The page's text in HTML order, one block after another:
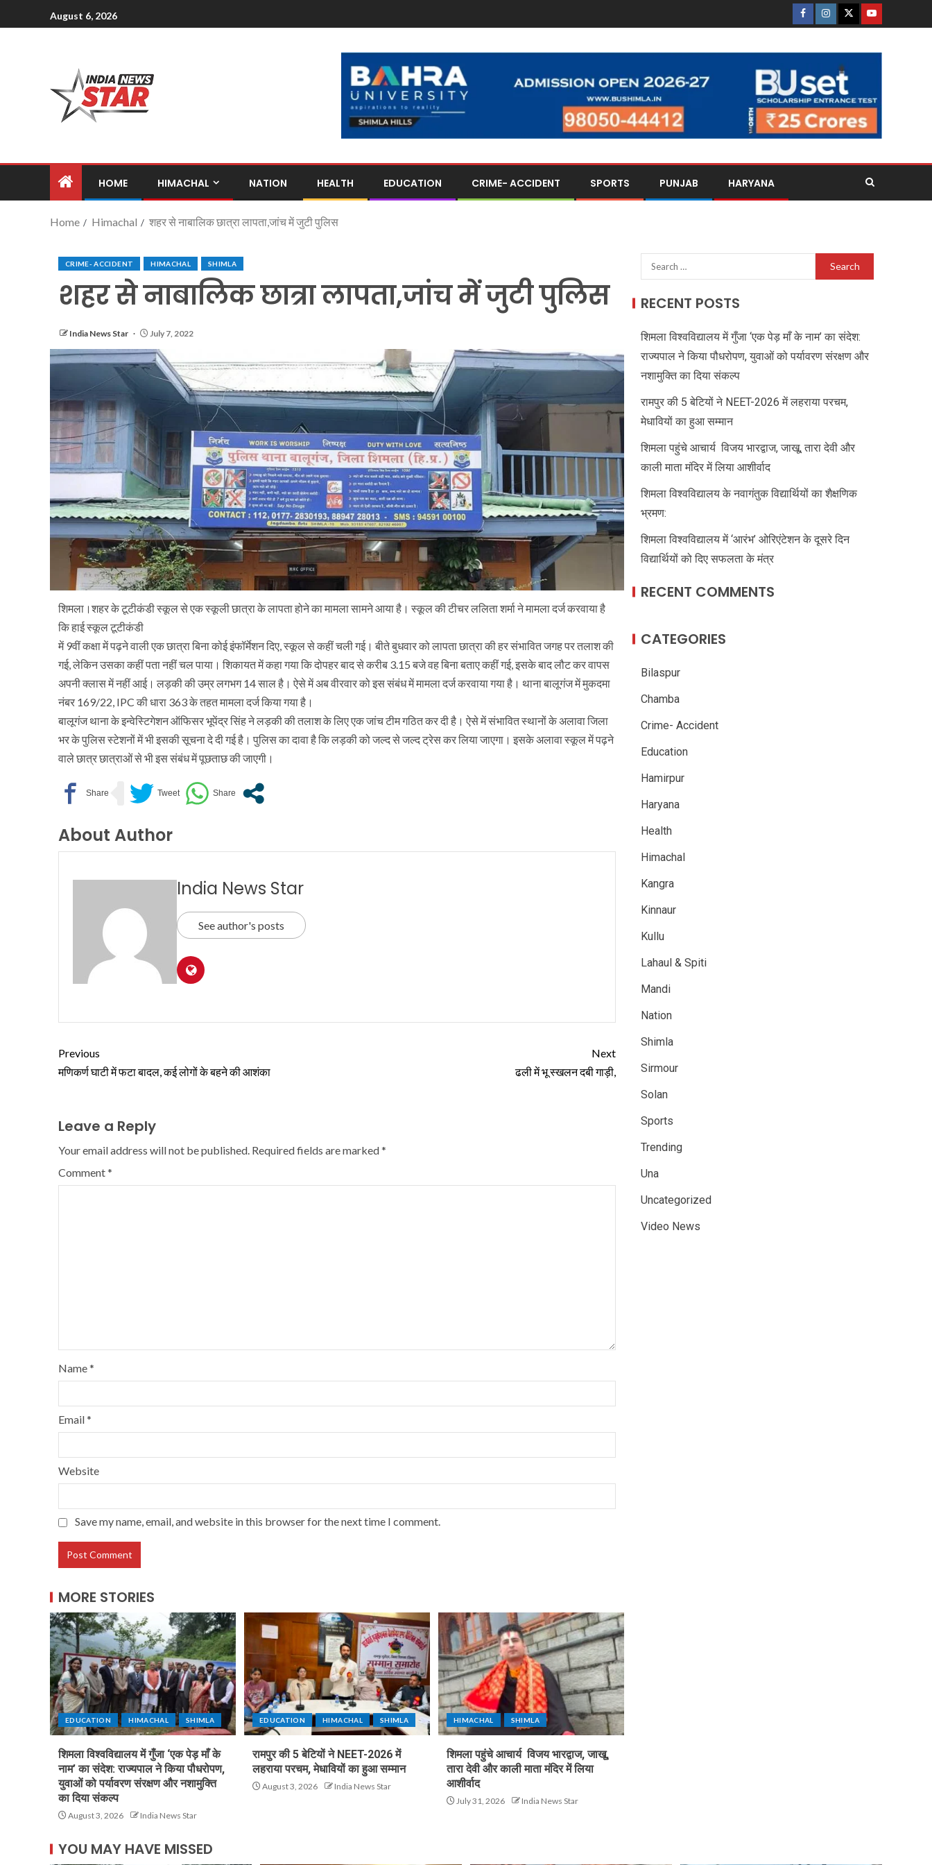
August 6, 2026
HOME HIMACHAL NATION HEALTH EDUCATION CRIME- ACCIDENT SPORTS PUNJAB HARYANA
Home Himachal शहर से नाबालिक छात्रा लापता,जांच में जुटी पुलिस
CRIME- ACCIDENT HIMACHAL SHIMLA
शहर से नाबालिक छात्रा लापता,जांच में जुटी पुलिस
India News Star July 7, 2022
शिमला।शहर के टूटीकंडी स्कूल से एक स्कूली छात्रा के लापता होने का मामला सामने आया है। स्कूल की टीचर ललिता शर्मा ने मामला दर्ज करवाया है
कि हाई स्कूल टूटीकंडी
में 9वीं कक्षा में पढ़ने वाली एक छात्रा बिना कोई इंफॉर्मेशन दिए, स्कूल से कहीं चली गई। बीते बुधवार को लापता छात्रा की हर संभावित जगह पर तलाश की
गई, लेकिन उसका कहीं पता नहीं चल पाया। शिकायत में कहा गया कि दोपहर बाद से करीब 3.15 बजे वह बिना बताए कहीं गई, इसके बाद लौट कर वापस
अपनी क्लास में नहीं आई। लड़की की उम्र लगभग 14 साल है। ऐसे में अब वीरवार को इस संबंध में मामला दर्ज करवाया गया है। थाना बालूगंज में मुकदमा
नंबर 169/22, IPC की धारा 363 के तहत मामला दर्ज किया गया है।
बालूगंज थाना के इन्वेस्टिगेशन ऑफिसर भूपेंद्र सिंह ने लड़की की तलाश के लिए एक जांच टीम गठित कर दी है। ऐसे में संभावित स्थानों के अलावा जिला
भर के पुलिस स्टेशनों में भी इसकी सूचना दे दी गई है। पुलिस का दावा है कि लड़की को जल्द से जल्द ट्रेस कर लिया जाएगा। इसके अलावा स्कूल में पढ़ने
वाले छात्र छात्राओं से भी इस संबंध में पूछताछ की जाएगी।
About Author
India News Star
See author's posts
Previous
मणिकर्ण घाटी में फटा बादल, कई लोगों के बहने की आशंका
Next
ढली में भू स्खलन दबी गाड़ी,
Leave a Reply
Your email address will not be published. Required fields are marked*
Comment*
Name*
Email*
Website
Save my name, email, and website in this browser for the next time I comment.
MORE STORIES
EDUCATION HIMACHAL SHIMLA
शिमला विश्वविद्यालय में गुँजा ‘एक पेड़ माँ के
नाम’ का संदेश: राज्यपाल ने किया पौधरोपण,
युवाओं को पर्यावरण संरक्षण और नशामुक्ति
का दिया संकल्प
August 3, 2026 India News Star
EDUCATION HIMACHAL SHIMLA
रामपुर की 5 बेटियों ने NEET-2026 में
लहराया परचम, मेधावियों का हुआ सम्मान
August 3, 2026 India News Star
HIMACHAL SHIMLA
शिमला पहुंचे आचार्य विजय भारद्वाज, जाखू,
तारा देवी और काली माता मंदिर में लिया
आशीर्वाद
July 31, 2026 India News Star
RECENT POSTS
शिमला विश्वविद्यालय में गुँजा ‘एक पेड़ माँ के नाम’ का संदेश:
राज्यपाल ने किया पौधरोपण, युवाओं को पर्यावरण संरक्षण और
नशामुक्ति का दिया संकल्प
रामपुर की 5 बेटियों ने NEET-2026 में लहराया परचम,
मेधावियों का हुआ सम्मान
शिमला पहुंचे आचार्य विजय भारद्वाज, जाखू, तारा देवी और
काली माता मंदिर में लिया आशीर्वाद
शिमला विश्वविद्यालय के नवागंतुक विद्यार्थियों का शैक्षणिक
भ्रमण:
शिमला विश्वविद्यालय में ‘आरंभ’ ओरिएंटेशन के दूसरे दिन
विद्यार्थियों को दिए सफलता के मंत्र
RECENT COMMENTS
CATEGORIES
Bilaspur
Chamba
Crime- Accident
Education
Hamirpur
Haryana
Health
Himachal
Kangra
Kinnaur
Kullu
Lahaul & Spiti
Mandi
Nation
Shimla
Sirmour
Solan
Sports
Trending
Una
Uncategorized
Video News
YOU MAY HAVE MISSED